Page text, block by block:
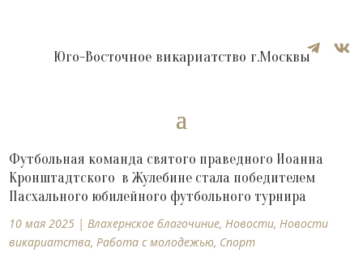
 
Юго-Восточное викариатство г.Москвы
Футбольная команда святого праведного Иоанна
Кронштадтского в Жулебине стала победителем
Пасхального юбилейного футбольного турнира
10 мая 2025 |Влахернское благочиние,Новости,Новости
викариатства,Работа с молодежью, Спорт